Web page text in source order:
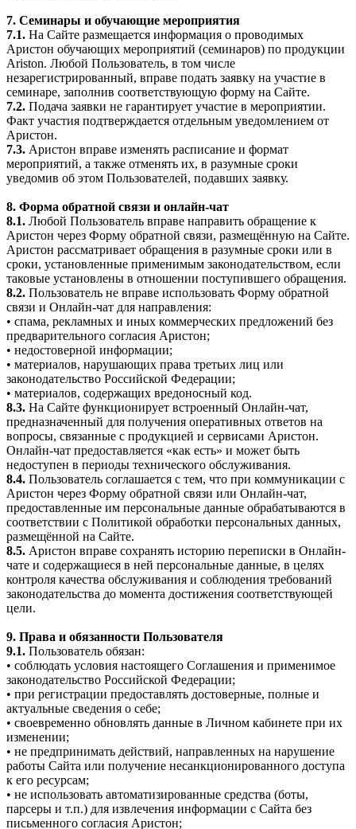
7. Семинары и обучающие мероприятия
7.1. На Сайте размещается информация о проводимых
Аристон обучающих мероприятий (семинаров) по продукции
Ariston. Любой Пользователь, в том числе
незарегистрированный, вправе подать заявку на участие в
семинаре, заполнив соответствующую форму на Сайте.
7.2. Подача заявки не гарантирует участие в мероприятии.
Факт участия подтверждается отдельным уведомлением от
Аристон.
7.3. Аристон вправе изменять расписание и формат
мероприятий, а также отменять их, в разумные сроки
уведомив об этом Пользователей, подавших заявку.
8. Форма обратной связи и онлайн-чат
8.1. Любой Пользователь вправе направить обращение к
Аристон через Форму обратной связи, размещённую на Сайте.
Аристон рассматривает обращения в разумные сроки или в
сроки, установленные применимым законодательством, если
таковые установлены в отношении поступившего обращения.
8.2. Пользователь не вправе использовать Форму обратной
связи и Онлайн-чат для направления:
• спама, рекламных и иных коммерческих предложений без
предварительного согласия Аристон;
• недостоверной информации;
• материалов, нарушающих права третьих лиц или
законодательство Российской Федерации;
• материалов, содержащих вредоносный код.
8.3. На Сайте функционирует встроенный Онлайн-чат,
предназначенный для получения оперативных ответов на
вопросы, связанные с продукцией и сервисами Аристон.
Онлайн-чат предоставляется «как есть» и может быть
недоступен в периоды технического обслуживания.
8.4. Пользователь соглашается с тем, что при коммуникации с
Аристон через Форму обратной связи или Онлайн-чат,
предоставленные им персональные данные обрабатываются в
соответствии с Политикой обработки персональных данных,
размещённой на Сайте.
8.5. Аристон вправе сохранять историю переписки в Онлайн-
чате и содержащиеся в ней персональные данные, в целях
контроля качества обслуживания и соблюдения требований
законодательства до момента достижения соответствующей
цели.
9. Права и обязанности Пользователя
9.1. Пользователь обязан:
• соблюдать условия настоящего Соглашения и применимое
законодательство Российской Федерации;
• при регистрации предоставлять достоверные, полные и
актуальные сведения о себе;
• своевременно обновлять данные в Личном кабинете при их
изменении;
• не предпринимать действий, направленных на нарушение
работы Сайта или получение несанкционированного доступа
к его ресурсам;
• не использовать автоматизированные средства (боты,
парсеры и т.п.) для извлечения информации с Сайта без
письменного согласия Аристон;